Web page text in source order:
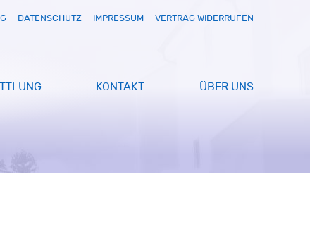
DATENSCHUTZ IMPRESSUM VERTRAG WIDERRUFEN
KONTAKT ÜBER UNS